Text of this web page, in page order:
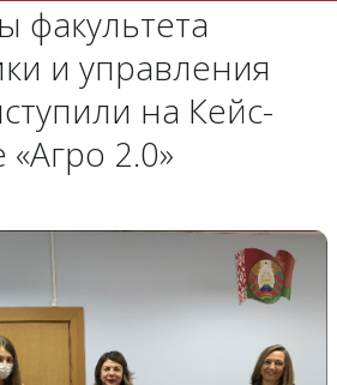
факультета
и управления
на Кейс-
2.0»